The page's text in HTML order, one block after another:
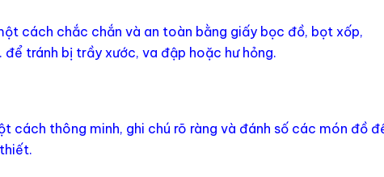
cách chắc chắn và an toàn bằng giấy bọc đồ, bọt xốp,
tránh bị trầy xước, va đập hoặc hư hỏng.
cách thông minh, ghi chú rõ ràng và đánh số các món đồ